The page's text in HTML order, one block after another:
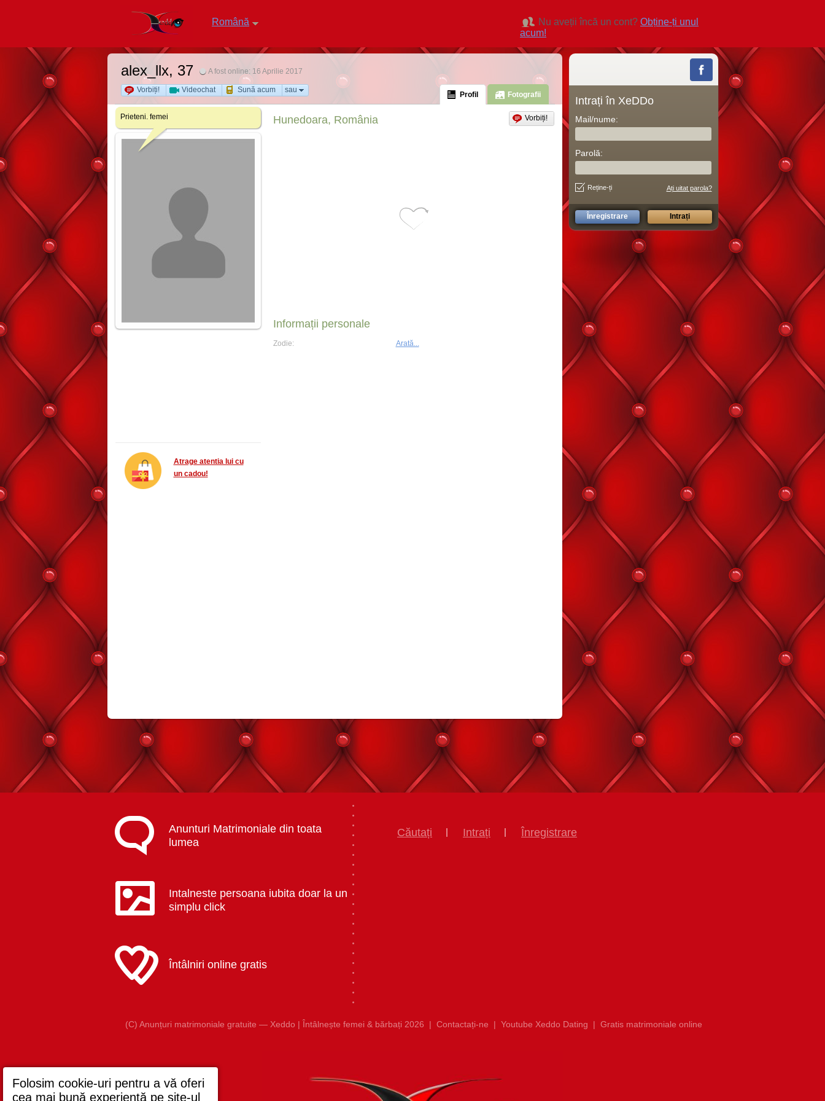
Română Nu aveții încă un cont? Obține-ți unul
acum!
alex_llx, 37 A fost online: 16 Aprilie 2017
Vorbiți! Videochat Sună acum sau
Profil Fotografii
Prieteni. femei
Atrage atentia lui cu
un cadou!
Vorbiți!
Hunedoara, România
Informații personale
Zodie: Arată...
Intrați în XeDDo
Mail/nume:
Parolă:
Reține-ți Ați uitat parola?
Anunturi Matrimoniale din toata
lumea
Intalneste persoana iubita doar la un
simplu click
Întâlniri online gratis
Căutați Intrați Înregistrare
(C) Anunțuri matrimoniale gratuite — Xeddo | Întâlnește femei & bărbați 2026 | Contactați-ne | Youtube Xeddo Dating | Gratis matrimoniale online
Folosim cookie-uri pentru a vă oferi
cea mai bună experiență pe site-ul